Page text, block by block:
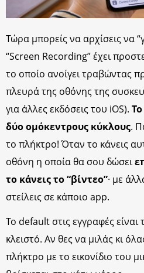
Τώρα μπορείς να αρχίσεις να
“Screen Recording” έχει
το οποίο ανοίγει τραβώντας
πλευρά της οθόνης της
για άλλες εκδόσεις του iOS).
δύο ομόκεντρους κύκλους.
το πλήκτρο! Όταν το κάνεις
οθόνη η οποία θα σου δώσει
το κάνεις το “βίντεο”· με
στείλεις σε κάποιο app.
Το default στις εγγραφές είναι
κλειστό. Αν θες να μιλάς κι
πλήκτρο με το εικονίδιο του